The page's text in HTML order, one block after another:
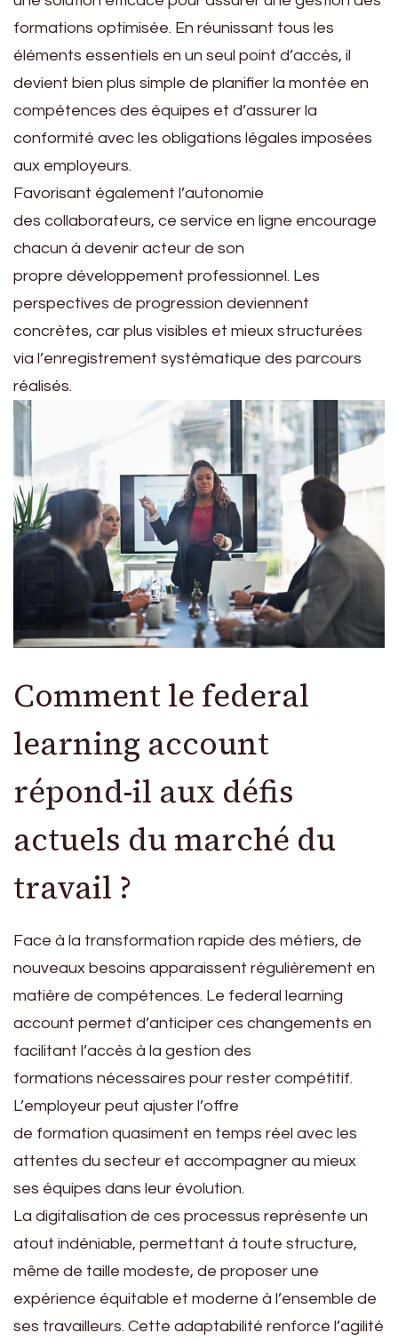
formations optimisée. En réunissant tous les
éléments essentiels en un seul point d’accès, il
devient bien plus simple de planifier la montée en
compétences des équipes et d’assurer la
conformité avec les obligations légales imposées
aux employeurs.
Favorisant également l’autonomie
des collaborateurs, ce service en ligne encourage
chacun à devenir acteur de son
propre développement professionnel. Les
perspectives de progression deviennent
concrètes, car plus visibles et mieux structurées
via l’enregistrement systématique des parcours
réalisés.
Comment le federal
learning account
répond-il aux défis
actuels du marché du
travail ?
Face à la transformation rapide des métiers, de
nouveaux besoins apparaissent régulièrement en
matière de compétences. Le federal learning
account permet d’anticiper ces changements en
facilitant l’accès à la gestion des
formations nécessaires pour rester compétitif.
L’employeur peut ajuster l’offre
de formation quasiment en temps réel avec les
attentes du secteur et accompagner au mieux
ses équipes dans leur évolution.
La digitalisation de ces processus représente un
atout indéniable, permettant à toute structure,
même de taille modeste, de proposer une
expérience équitable et moderne à l’ensemble de
ses travailleurs. Cette adaptabilité renforce l’agilité